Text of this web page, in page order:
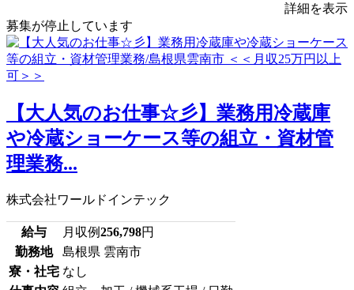
詳細を表示
募集が停止しています
【大人気のお仕事☆彡】業務用冷蔵庫
や冷蔵ショーケース等の組立・資材管
理業務...
株式会社ワールドインテック
給与 月収例256,798円
勤務地
島根県 雲南市
寮・社宅 なし